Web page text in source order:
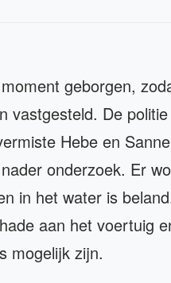
geborgen,
vastgesteld. De
Hebe en
onderzoek. Er
in het water is
aan het voertuig
mogelijk zijn.